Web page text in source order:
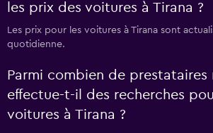
les prix des voitures à Tirana ?
Les prix pour les voitures à Tirana sont
quotidienne.
Parmi combien de prestataires
effectue-t-il des recherches
voitures à Tirana ?